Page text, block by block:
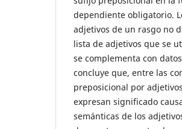
dependiente obligatorio.
adjetivos de un rasgo no
lista de adjetivos que se
se complementa con
concluye que, entre las
preposicional por
expresan significado
semánticas de los